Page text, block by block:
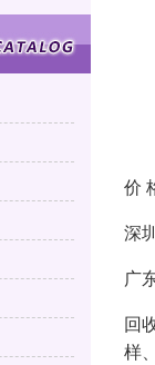
价
深
广
回
样